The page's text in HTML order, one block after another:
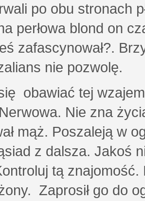
po obu stronach
perłowa blond on
zafascynował?.
nie pozwolę.
obawiać tej
Nie zna
mąż. Poszaleją w
z dalsza. Jakoś
tą
Zaprosił go do